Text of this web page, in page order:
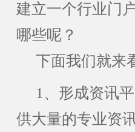
建立一个行业门
哪些呢？
下面我们就来
1、形成资讯
供大量的专业资